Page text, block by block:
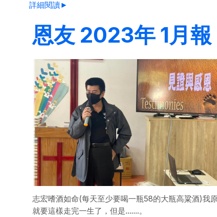
詳細閱讀►
恩友 2023年 1月報
志宏嗜酒如命(每天至少要喝一瓶58的大瓶高粱酒)我
就要這樣走完一生了，但是.......。